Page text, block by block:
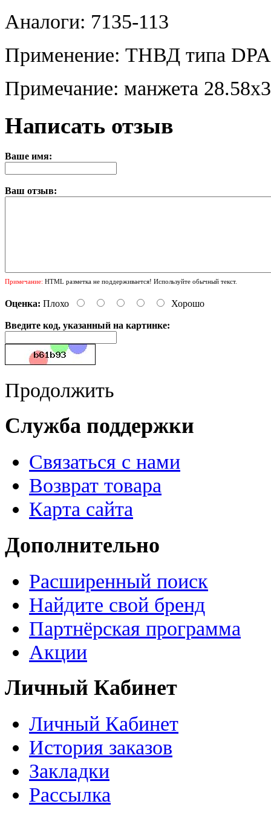
Аналоги: 7135-113
Применение: ТНВД типа
Примечание: манжета
Написать отзыв
Ваше имя:
Ваш отзыв:
Примечание: HTML разметка не поддерживается! Используйте обычный текст.
Оценка: Плохо Хорошо
Введите код, указанный на картинке:
Продолжить
Служба поддержки
Связаться с нами
Возврат товара
Карта сайта
Дополнительно
Расширенный поиск
Найдите свой бренд
Партнёрская программа
Акции
Личный Кабинет
Личный Кабинет
История заказов
Закладки
Рассылка